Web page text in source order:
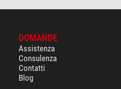
DOMANDE
Assistenza
Consulenza
Contatti
Blog